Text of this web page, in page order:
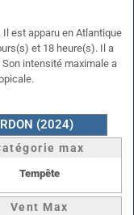
est apparu en Atlantique
et 18 heure(s). Il a
intensité maximale a
(2024)
max
Tempête
Vent Max